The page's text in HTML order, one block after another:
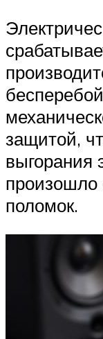
защитой,
выгорания
произошло
поломок.